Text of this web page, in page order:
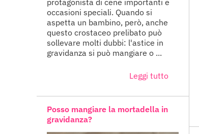
protagonista di cene importanti e
occasioni speciali. Quando si
aspetta un bambino, però, anche
questo crostaceo prelibato può
sollevare molti dubbi: l'astice in
gravidanza si può mangiare o ...
Leggi tutto
Posso mangiare la mortadella in
gravidanza?